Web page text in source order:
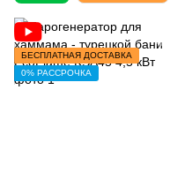
БЕСПЛАТНАЯ ДОСТАВКА
0% РАССРОЧКА